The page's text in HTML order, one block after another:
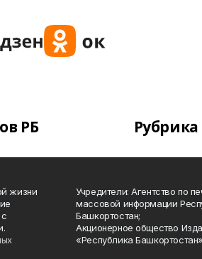
РБ
жизни
Учредители: Агентство по
массовой информации
Башкортостан;
Акционерное общество
«Республика Башкортостан»